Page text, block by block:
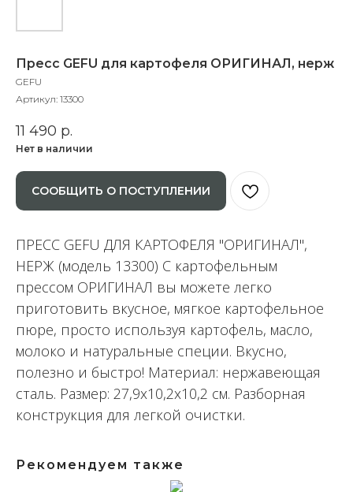
Пресс GEFU для картофеля ОРИГИНАЛ, нерж
GEFU
Артикул: 13300
11 490 р.
Нет в наличии
СООБЩИТЬ О ПОСТУПЛЕНИИ
ПРЕСС GEFU ДЛЯ КАРТОФЕЛЯ "ОРИГИНАЛ",
НЕРЖ (модель 13300) С картофельным
прессом ОРИГИНАЛ вы можете легко
приготовить вкусное, мягкое картофельное
пюре, просто используя картофель, масло,
молоко и натуральные специи. Вкусно,
полезно и быстро! Материал: нержавеющая
сталь. Размер: 27,9x10,2x10,2 см. Разборная
конструкция для легкой очистки.
Рекомендуем также